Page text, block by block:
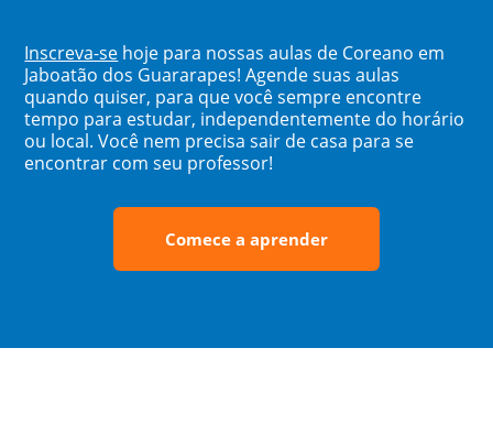
Inscreva-se hoje para nossas aulas de Coreano em
Jaboatão dos Guararapes! Agende suas aulas
quando quiser, para que você sempre encontre
tempo para estudar, independentemente do horário
ou local. Você nem precisa sair de casa para se
encontrar com seu professor!
Comece a aprender